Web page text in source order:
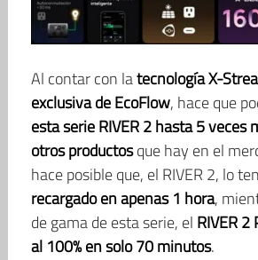
Al contar con latecnología X-
exclusiva de EcoFlow, hace que
esta serie RIVER 2 hasta 5 veces
otros productosque hay en el
hace posible que, el RIVER 2, lo
recargado en apenas 1 hora,
de gama de esta serie, el RIVER
al 100% en solo 70 minutos.